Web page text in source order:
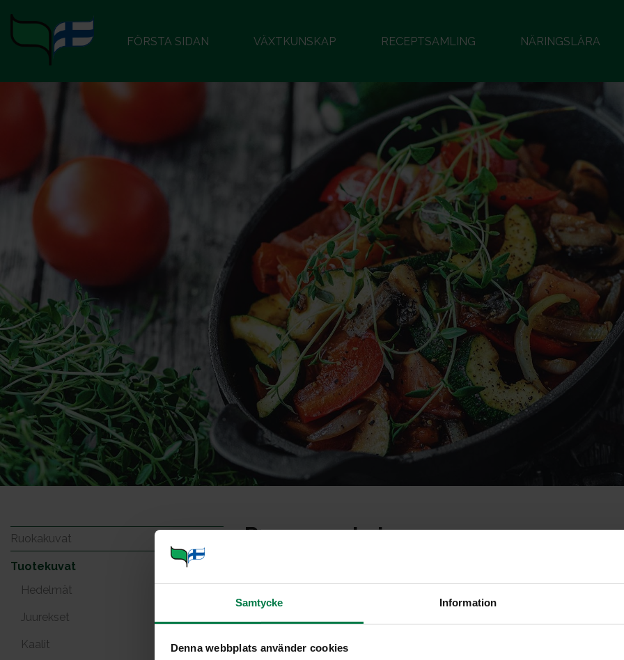
Samtycke Information
Denna webbplats använder cookies
FÖRSTA SIDAN VÄXTKUNSKAP RECEPTSAMLING NÄRINGSLÄRA
Ruokakuvat
Tuotekuvat
Hedelmät
Juurekset
Kaalit
Rosamunda iso